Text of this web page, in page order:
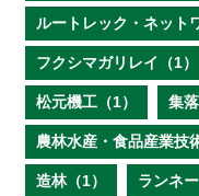
ルートレック・ネット
フクシマガリレイ（1）
松元機工（1） 集
農林水産・食品産業技
造林（1） ランネ